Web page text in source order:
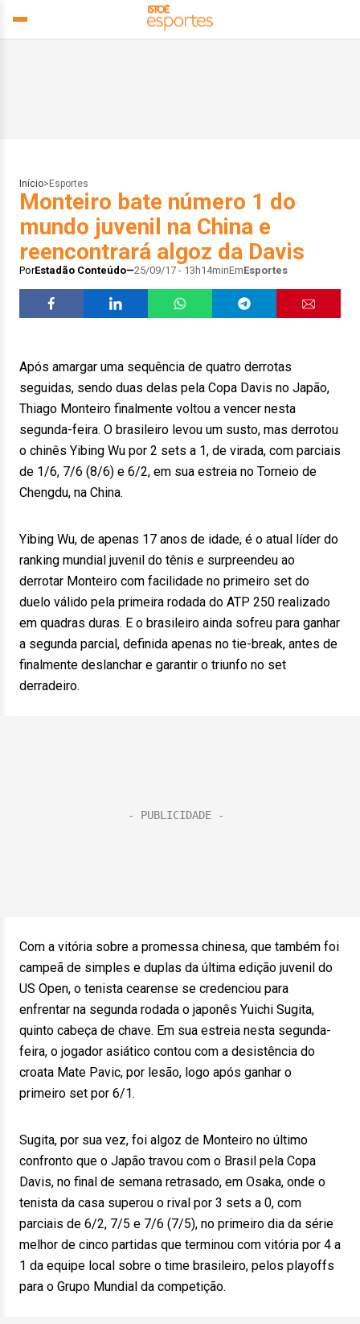
Início> Esportes
Monteiro bate número 1 do
mundo juvenil na China e
reencontrará algoz da Davis
PorEstadão Conteúdo 25/09/17 - 13h14minEmEsportes
Após amargar uma sequência de quatro derrotas
seguidas, sendo duas delas pela Copa Davis no Japão,
Thiago Monteiro finalmente voltou a vencer nesta
segunda-feira. O brasileiro levou um susto, mas derrotou
o chinês Yibing Wu por 2 sets a 1, de virada, com parciais
de 1/6, 7/6 (8/6) e 6/2, em sua estreia no Torneio de
Chengdu, na China.
Yibing Wu, de apenas 17 anos de idade, é o atual líder do
ranking mundial juvenil do tênis e surpreendeu ao
derrotar Monteiro com facilidade no primeiro set do
duelo válido pela primeira rodada do ATP 250 realizado
em quadras duras. E o brasileiro ainda sofreu para ganhar
a segunda parcial, definida apenas no tie-break, antes de
finalmente deslanchar e garantir o triunfo no set
derradeiro.
Com a vitória sobre a promessa chinesa, que também foi
campeã de simples e duplas da última edição juvenil do
US Open, o tenista cearense se credenciou para
enfrentar na segunda rodada o japonês Yuichi Sugita,
quinto cabeça de chave. Em sua estreia nesta segunda-
feira, o jogador asiático contou com a desistência do
croata Mate Pavic, por lesão, logo após ganhar o
primeiro set por 6/1.
Sugita, por sua vez, foi algoz de Monteiro no último
confronto que o Japão travou com o Brasil pela Copa
Davis, no final de semana retrasado, em Osaka, onde o
tenista da casa superou o rival por 3 sets a 0, com
parciais de 6/2, 7/5 e 7/6 (7/5), no primeiro dia da série
melhor de cinco partidas que terminou com vitória por 4 a
1 da equipe local sobre o time brasileiro, pelos playoffs
para o Grupo Mundial da competição.